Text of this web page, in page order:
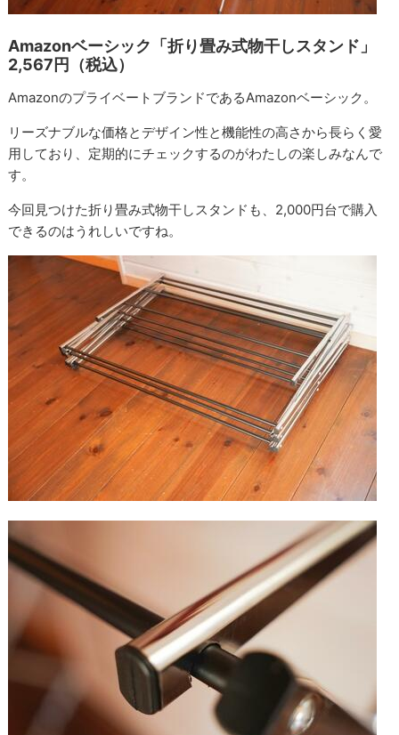
Amazonベーシック「折り畳み式物干しスタンド」
2,567円（税込）
AmazonのプライベートブランドであるAmazonベーシック。
リーズナブルな価格とデザイン性と機能性の高さから長らく愛
用しており、定期的にチェックするのがわたしの楽しみなんで
す。
今回見つけた折り畳み式物干しスタンドも、2,000円台で購入
できるのはうれしいですね。